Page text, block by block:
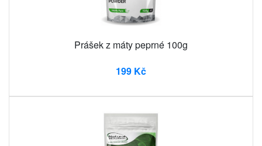
Prášek z máty peprné 100g
199 Kč